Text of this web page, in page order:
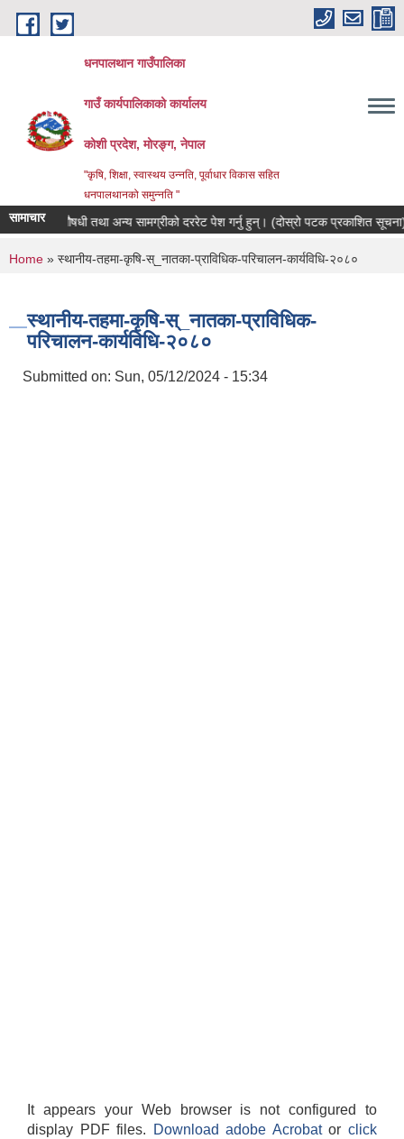
Skip to main content
धनपालथान गाउँपालिका
गाउँ कार्यपालिकाको कार्यालय
कोशी प्रदेश, मोरङ्ग, नेपाल
"कृषि, शिक्षा, स्वास्थय उन्नति, पूर्वाधार विकास सहित
धनपालथानको समुन्नति "
सामाचार
भेटेरीनरी औषधी तथा अन्य सामग्रीको दररेट पेश गर्नु हुन्। (दोस्रो पटक प्रकाशित सूचना)
You are here
Home » स्थानीय-तहमा-कृषि-स्_नातका-प्राविधिक-परिचालन-कार्यविधि-२०८०
स्थानीय-तहमा-कृषि-स्_नातका-प्राविधिक-
परिचालन-कार्यविधि-२०८०
Submitted on: Sun, 05/12/2024 - 15:34
It appears your Web browser is not configured to
display PDF files.
Download adobe Acrobatorclick